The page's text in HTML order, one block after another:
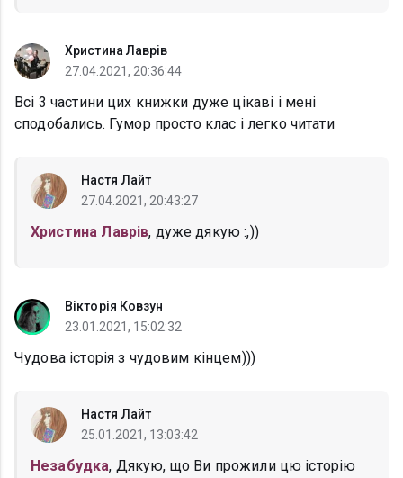
Христина Лаврів
27.04.2021, 20:36:44
Всі 3 частини цих книжки дуже цікаві і мені
сподобались. Гумор просто клас і легко читати
Настя Лайт
27.04.2021, 20:43:27
Христина Лаврів, дуже дякую :,))
Вікторія Ковзун
23.01.2021, 15:02:32
Чудова історія з чудовим кінцем)))
Настя Лайт
25.01.2021, 13:03:42
Незабудка, Дякую, що Ви прожили цю історію